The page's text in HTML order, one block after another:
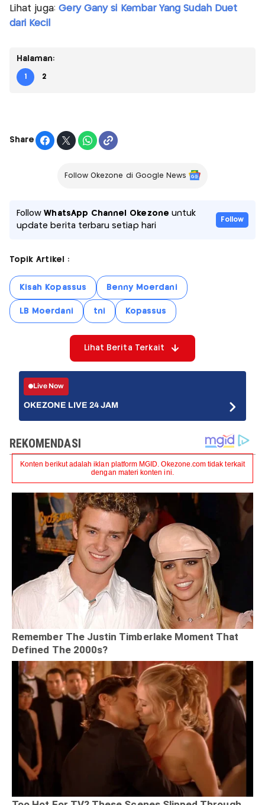
Lihat juga: Gery Gany si Kembar Yang Sudah Duet
dari Kecil
Halaman:
1 2
Share
Follow Okezone di Google News
FollowWhatsApp Channel Okezone untuk
update berita terbaru setiap hari
Follow
Topik Artikel :
Kisah Kopassus Benny Moerdani
LB Moerdani tni Kopassus
Lihat Berita Terkait
Live Now
OKEZONE LIVE 24 JAM